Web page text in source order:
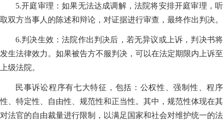
5.开庭审理：如果无法达成调解，法院将安排开庭审理，听
取双方当事人的陈述和辩论，对证据进行审查，最终作出判决。
6.判决生效：法院作出判决后，若无异议或上诉，判决书将
发生法律效力。如果被告方不服判决，可以在法定期限内上诉至
上级法院。
民事诉讼程序有七大特征，包括：公权性、强制性、程序
性、特定性、自由性、规范性和正当性。其中，规范性体现在其
对法官的自由裁量进行限制，以满足国家和社会对维护统一的法